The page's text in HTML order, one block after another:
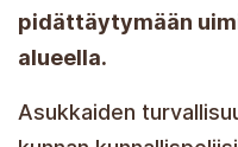
pidättäytymään
alueella.
Asukkaiden